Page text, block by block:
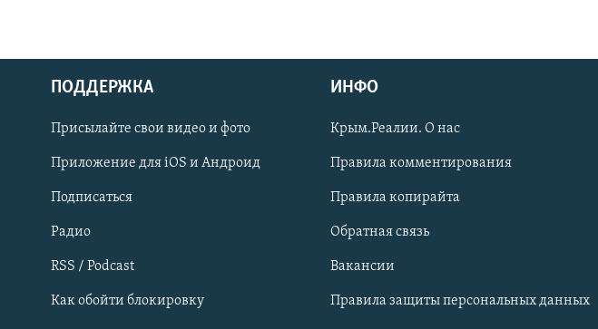
Українською
Qırımtatar
ПРИСОЕДИНЯЙТЕСЬ!
ПОДДЕРЖКА
Присылайте свои видео и фото
Приложение для iOS и Андроид
Подписаться
Радио
RSS / Podcast
Как обойти блокировку
ИНФО
Крым.Реалии. О нас
Правила комментирования
Правила копирайта
Обратная связь
Вакансии
Правила защиты персональных данных